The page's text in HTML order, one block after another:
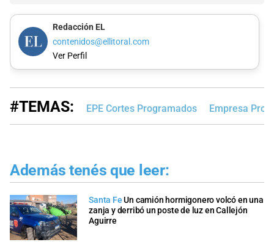
Redacción EL
contenidos@ellitoral.com
Ver Perfil
#TEMAS: EPE Cortes Programados Empresa
Además tenés que leer:
Santa Fe Un camión hormigonero volcó en una
zanja y derribó un poste de luz en Callejón
Aguirre